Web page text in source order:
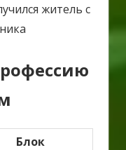
житель с
Блок